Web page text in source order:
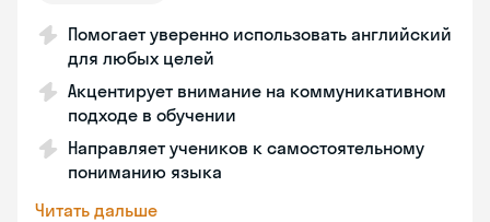
Помогает уверенно использовать английский
для любых целей
Акцентирует внимание на коммуникативном
подходе в обучении
Направляет учеников к самостоятельному
пониманию языка
Читать дальше